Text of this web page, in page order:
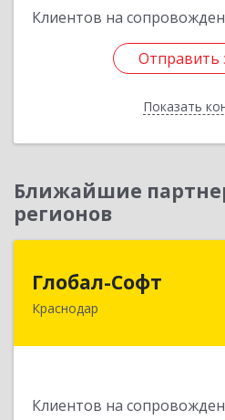
Клиентов на
Отправить
Показать
Отправить
Назад
Ближайшие
регионов
Глобал-Софт
Краснодар
Клиентов на
350018,